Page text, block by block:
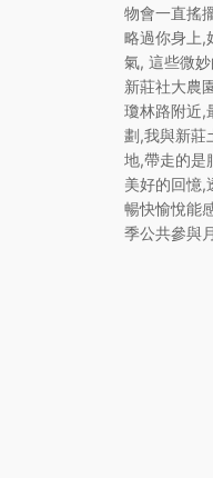
物會一直搖
略過你身上,
氣, 這些微
新莊社大農
瓊林路附近,
劃,我與新莊
地,帶走的是
美好的回憶,
暢快愉悅能
季公共參與